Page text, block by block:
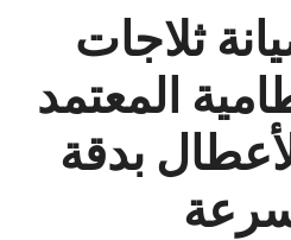
ثلاجات
المعتمد
بدقة